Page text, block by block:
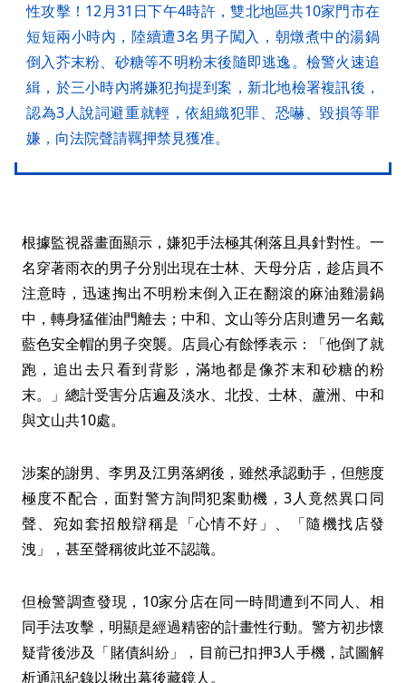
性攻擊！12月31日下午4時許，雙北地區共10家門市在
短短兩小時內，陸續遭3名男子闖入，朝燉煮中的湯鍋
倒入芥末粉、砂糖等不明粉末後隨即逃逸。檢警火速追
緝，於三小時內將嫌犯拘提到案，新北地檢署複訊後，
認為3人說詞避重就輕，依組織犯罪、恐嚇、毀損等罪
嫌，向法院聲請羈押禁見獲准。
根據監視器畫面顯示，嫌犯手法極其俐落且具針對性。一
名穿著雨衣的男子分別出現在士林、天母分店，趁店員不
注意時，迅速掏出不明粉末倒入正在翻滾的麻油雞湯鍋
中，轉身猛催油門離去；中和、文山等分店則遭另一名戴
藍色安全帽的男子突襲。店員心有餘悸表示：「他倒了就
跑，追出去只看到背影，滿地都是像芥末和砂糖的粉
末。」總計受害分店遍及淡水、北投、士林、蘆洲、中和
與文山共10處。
涉案的謝男、李男及江男落網後，雖然承認動手，但態度
極度不配合，面對警方詢問犯案動機，3人竟然異口同
聲、宛如套招般辯稱是「心情不好」、「隨機找店發
洩」，甚至聲稱彼此並不認識。
但檢警調查發現，10家分店在同一時間遭到不同人、相
同手法攻擊，明顯是經過精密的計畫性行動。警方初步懷
疑背後涉及「賭債糾紛」，目前已扣押3人手機，試圖解
析通訊紀錄以揪出幕後藏鏡人。